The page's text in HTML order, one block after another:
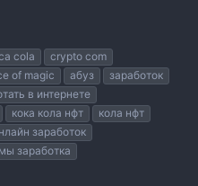
cola
crypto com
of magic абуз
заработок
в интернете
кока кола нфт
кола нфт
заработок
заработка